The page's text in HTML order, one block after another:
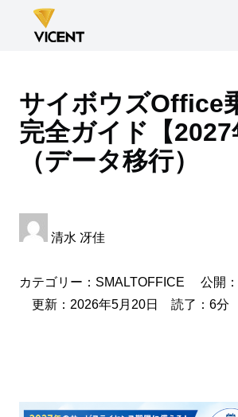
サイボウズOffice
完全ガイド【2027
（データ移行）
清水 冴佳
カテゴリー： SMALTOFFICE 公開：
更新：2026年5月20日 読了：6分